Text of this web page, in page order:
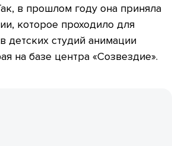
в прошлом году она приняла
которое проходило для
детских студий анимации
на базе центра «Созвездие».